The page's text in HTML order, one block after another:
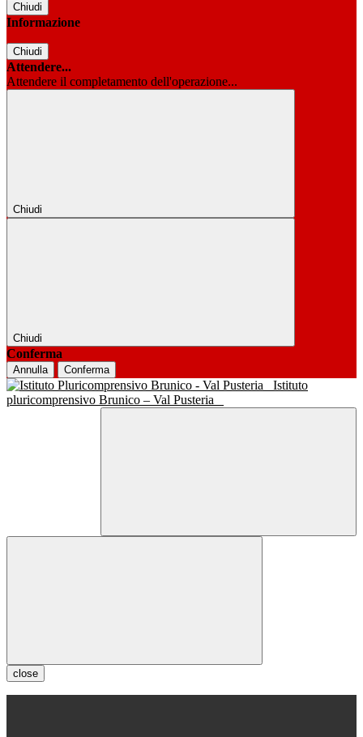
Chiudi
Informazione
Chiudi
Attendere...
Attendere il completamento dell'operazione...
Chiudi
Chiudi
Conferma
Annulla Conferma
Istituto
pluricomprensivo Brunico – Val Pusteria
close